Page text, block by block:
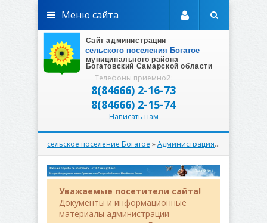
Телефоны приемной:
8(84666) 2-16-73
8(84666) 2-15-74
Написать нам
Меню сайта
сельское поселение Богатое »Администрация»
Уважаемые посетители сайта!
Документы и информационные
материалы администрации